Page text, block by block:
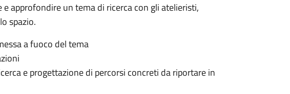
approfondire un tema di ricerca con gli atelieristi,
spazio.
a fuoco del tema
e progettazione di percorsi concreti da riportare in